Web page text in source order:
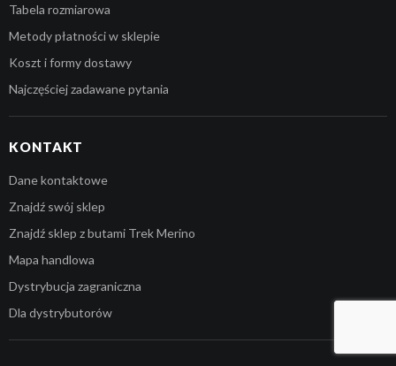
Kwota:
ZOBACZ KOSZYK
Tabela rozmiarowa
Metody płatności w sklepie
Koszt i formy dostawy
Najczęściej zadawane pytania
KONTAKT
Dane kontaktowe
Znajdź swój sklep
Znajdź sklep z butami Trek Merino
Mapa handlowa
Dystrybucja zagraniczna
Dla dystrybutorów